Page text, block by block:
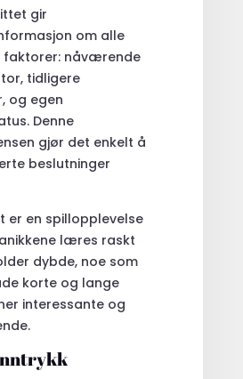
gir
om alle
faktorer: nåværende
tidligere
og egen
Denne
gjør det enkelt å
beslutninger
er en spillopplevelse
læres raskt
dybde, noe som
korte og lange
interessante og